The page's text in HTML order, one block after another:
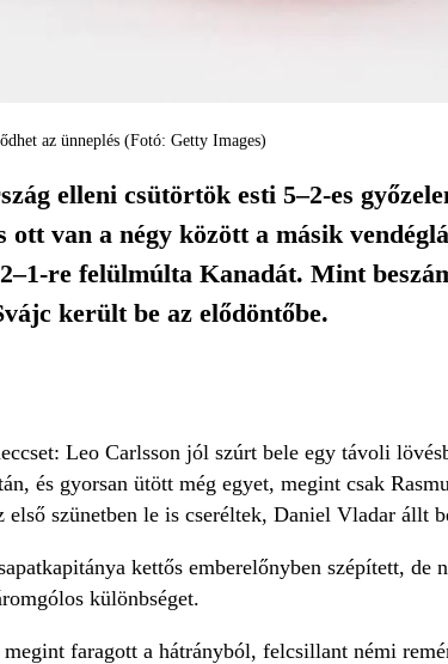
az ünneplés (Fotó: Getty Images)
elleni csütörtök esti 5–2-es
van a négy között a másik
re felülmúlta Kanadát. Mint
került be az elődöntőbe.
Leo Carlsson jól szúrt bele egy távoli
és gyorsan ütött még egyet, megint csak
szünetben le is cseréltek, Daniel Vladar állt
kettős emberelőnyben szépített, de
különbséget.
faragott a hátrányból, felcsillant némi